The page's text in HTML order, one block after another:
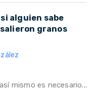
alguien sabe
granos
mismo es necesario...